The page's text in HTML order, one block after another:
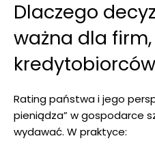
Dlaczego
ważna dla firm,
Rating państwa i jego
pieniądza” w gospodarce
wydawać. W praktyce: